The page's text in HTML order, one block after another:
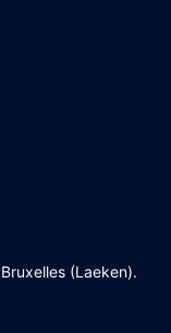
(Laeken).